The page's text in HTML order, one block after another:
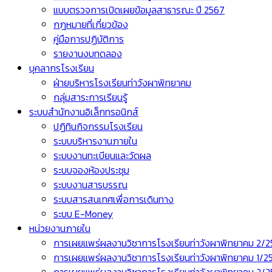
แบบตรวจการเปิดเผยข้อมูลสาธารณะ ปี 2567
กฎหมายที่เกี่ยวข้อง
คู่มือการปฏิบัติการ
รายงานงบทดลอง
บุคลากรโรงเรียน
ฝ่ายบริหารโรงเรียนท่าวังผาพิทยาคม
กลุ่มสาระการเรียนรู้
ระบบสำนักงานอิเล็กทรอนิกส์
ปฏิทินกิจกรรมโรงเรียน
ระบบบริหารงานภายใน
ระบบงานทะเบียนและวัดผล
ระบบจองห้องประชุม
ระบบงานสารบรรณ
ระบบสารสนเทศเพื่อการเดินทาง
ระบบ E-Money
หน่วยงานภายใน
การเผยแพร่ผลงานวิชาการโรงเรียนท่าวังผาพิทยาคม 2/
การเผยแพร่ผลงานวิชาการโรงเรียนท่าวังผาพิทยาคม 1/